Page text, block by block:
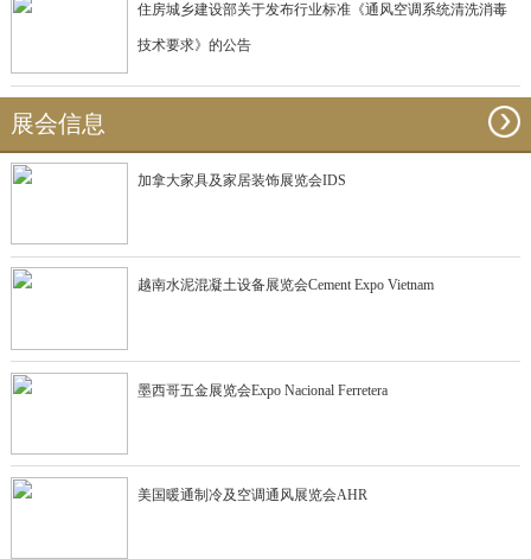
住房城乡建设部关于发布行业标准《通风空调系统清洗消毒
技术要求》的公告
展会信息
加拿大家具及家居装饰展览会IDS
越南水泥混凝土设备展览会Cement Expo Vietnam
墨西哥五金展览会Expo Nacional Ferretera
美国暖通制冷及空调通风展览会AHR